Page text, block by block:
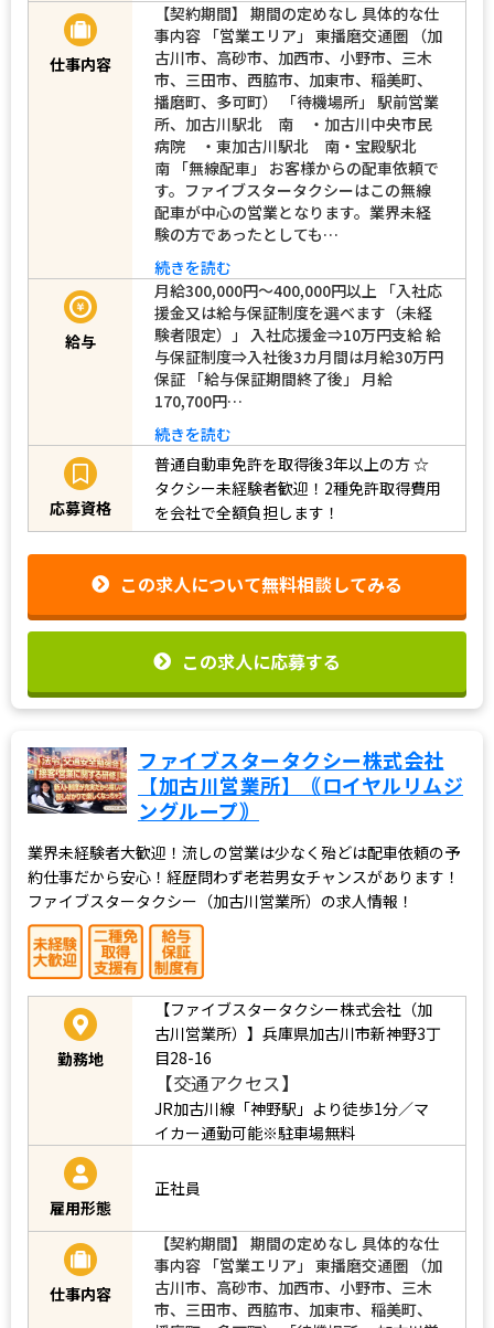
仕事内容
【契約期間】 期間の定めなし 具体的な仕
事内容 「営業エリア」 東播磨交通圏 （加
古川市、高砂市、加西市、小野市、三木
市、三田市、西脇市、加東市、稲美町、
播磨町、多可町） 「待機場所」 駅前営業
所、加古川駅北 南 ・加古川中央市民
病院 ・東加古川駅北 南・宝殿駅北
南 「無線配車」 お客様からの配車依頼で
す。ファイブスタータクシーはこの無線
配車が中心の営業となります。業界未経
験の方であったとしても…
続きを読む
給与
月給300,000円～400,000円以上 「入社応
援金又は給与保証制度を選べます（未経
験者限定）」 入社応援金⇒10万円支給 給
与保証制度⇒入社後3カ月間は月給30万円
保証 「給与保証期間終了後」 月給
170,700円…
続きを読む
応募資格
普通自動車免許を取得後3年以上の方☆
タクシー未経験者歓迎！2種免許取得費用
を会社で全額負担します！
この求人について無料相談してみる
この求人に応募する
ファイブスタータクシー株式会社
【加古川営業所】｟ロイヤルリムジ
ングループ｠
業界未経験者大歓迎！流しの営業は少なく殆どは配車依頼の予
約仕事だから安心！経歴問わず老若男女チャンスがあります！
ファイブスタータクシー（加古川営業所）の求人情報！
勤務地
【ファイブスタータクシー株式会社（加
古川営業所）】兵庫県加古川市新神野3丁
目28-16
【交通アクセス】
JR加古川線「神野駅」より徒歩1分／マ
イカー通勤可能※駐車場無料
雇用形態
正社員
仕事内容
【契約期間】 期間の定めなし 具体的な仕
事内容 「営業エリア」 東播磨交通圏 （加
古川市、高砂市、加西市、小野市、三木
市、三田市、西脇市、加東市、稲美町、